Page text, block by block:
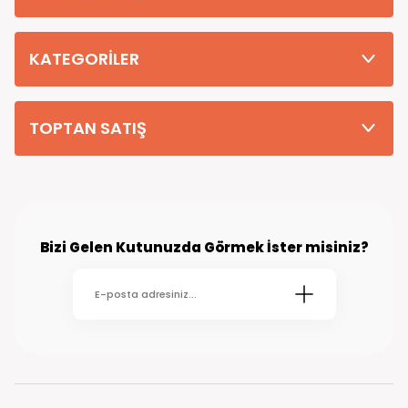
teslim edilmektedir. (kırsal köy kasaba gibi yerlere bu süre 7 güne
KATEGORİLER
TOPTAN SATIŞ
Bizi Gelen Kutunuzda Görmek İster misiniz?